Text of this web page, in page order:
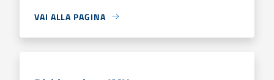
VAI ALLA PAGINA